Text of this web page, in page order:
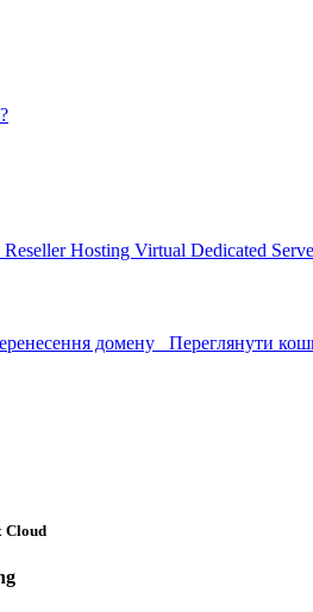
Hosting Virtual Dedicated
домену Переглянути
Cloud